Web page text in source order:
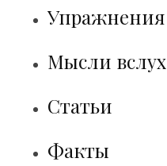
Упражнения
Мысли вслух
Статьи
Факты